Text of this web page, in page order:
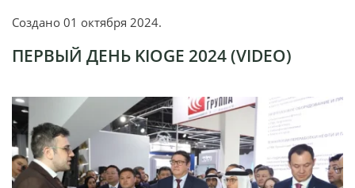
Создано 01 октября 2024.
ПЕРВЫЙ ДЕНЬ KIOGE 2024 (VIDEO)